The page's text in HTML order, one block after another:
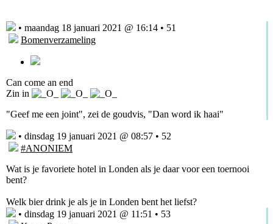
• maandag 18 januari 2021 @ 16:14 • 51
Bomenverzameling
Can come an end
Zin in
"Geef me een joint", zei de goudvis, "Dan word ik haai"
• dinsdag 19 januari 2021 @ 08:57 • 52
#ANONIEM
Wat is je favoriete hotel in Londen als je daar voor een toernooi
bent?
Welk bier drink je als je in Londen bent het liefst?
• dinsdag 19 januari 2021 @ 11:51 • 53